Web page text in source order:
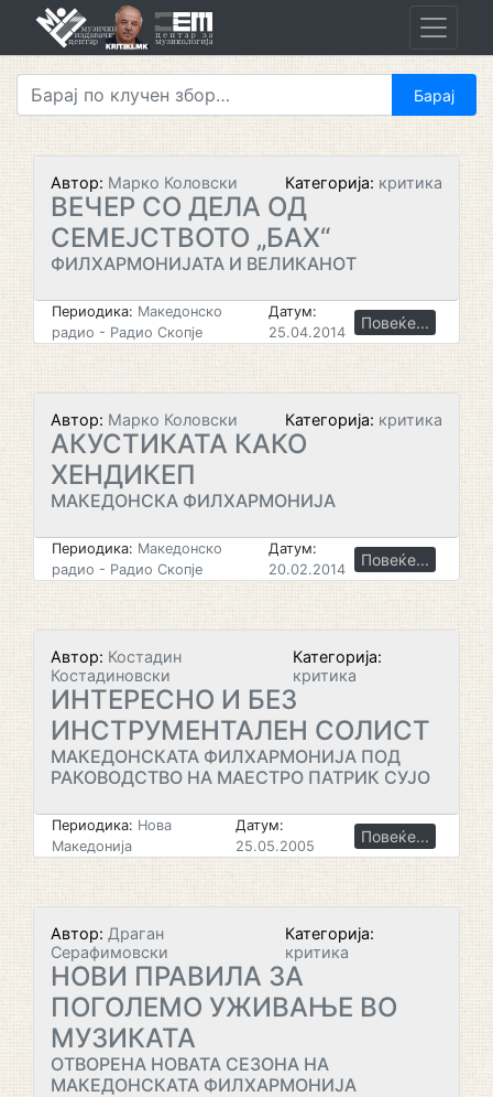
Автор: Марко Коловски Категорија: критика
ВЕЧЕР СО ДЕЛА ОД
СЕМЕЈСТВОТО „БАХ“
ФИЛХАРМОНИЈАТА И ВЕЛИКАНОТ
Периодика: Македонско
радио - Радио Скопје
Датум:
25.04.2014
Повеќе...
Автор: Марко Коловски Категорија: критика
АКУСТИКАТА КАКО
ХЕНДИКЕП
МАКЕДОНСКА ФИЛХАРМОНИЈА
Периодика: Македонско
радио - Радио Скопје
Датум:
20.02.2014
Повеќе...
Автор: Костадин
Костадиновски
Категорија:
критика
ИНТЕРЕСНО И БЕЗ
ИНСТРУМЕНТАЛЕН СОЛИСТ
МАКЕДОНСКАТА ФИЛХАРМОНИЈА ПОД
РАКОВОДСТВО НА МАЕСТРО ПАТРИК СУЈО
Периодика: Нова
Македонија
Датум:
25.05.2005
Повеќе...
Автор: Драган
Серафимовски
Категорија:
критика
НОВИ ПРАВИЛА ЗА
ПОГОЛЕМО УЖИВАЊЕ ВО
МУЗИКАТА
ОТВОРЕНА НОВАТА СЕЗОНА НА
МАКЕДОНСКАТА ФИЛХАРМОНИЈА